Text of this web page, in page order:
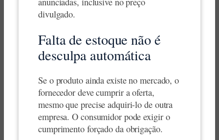
divulgado.
Falta de estoque não é
desculpa automática
Se o produto ainda existe no mercado, o
fornecedor deve cumprir a oferta,
mesmo que precise adquiri-lo de outra
empresa. O consumidor pode exigir o
cumprimento forçado da obrigação.